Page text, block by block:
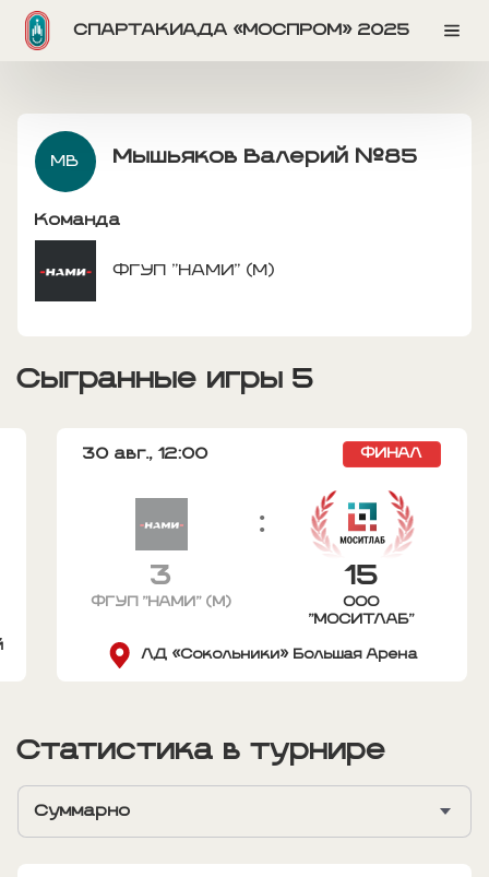
СПАРТАКИАДА «МОСПРОМ» 2025
МВ Мышьяков Валерий №85
Команда
ФГУП "НАМИ" (М)
Сыгранные игры 5
30 авг., 12:00 ФИНАЛ
3
ФГУП "НАМИ" (М)
:
15
ООО
"МОСИТЛАБ"
ЛД «Сокольники» Большая Арена
Статистика в турнире
Суммарно